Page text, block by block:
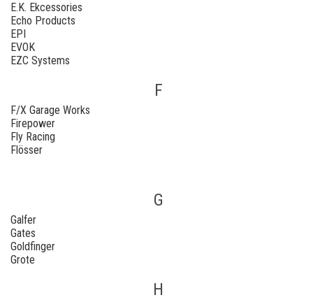
E.K. Ekcessories
Echo Products
EPI
EVOK
EZC Systems
F
F/X Garage Works
Firepower
Fly Racing
Flösser
G
Galfer
Gates
Goldfinger
Grote
H